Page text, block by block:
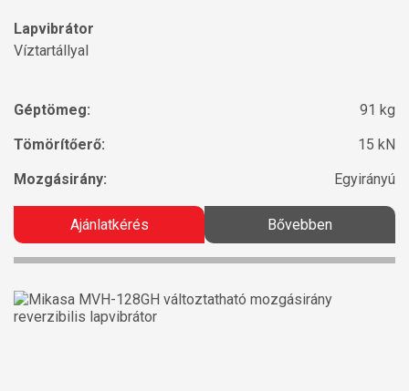
Lapvibrátor
Víztartállyal
Géptömeg:
91 kg
Tömörítőerő:
15 kN
Mozgásirány:
Egyirányú
Ajánlatkérés Bővebben